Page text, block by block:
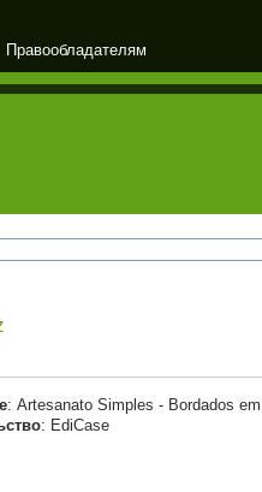
Правообладателям
: Artesanato Simples - Bordados
: EdiCase